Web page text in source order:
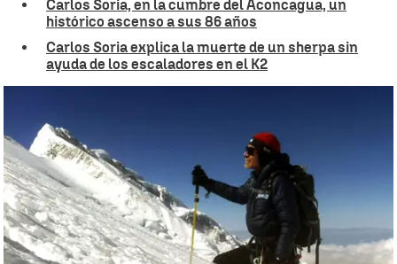
Carlos Soria, en la cumbre del Aconcagua, un
histórico ascenso a sus 86 años
Carlos Soria explica la muerte de un sherpa sin
ayuda de los escaladores en el K2